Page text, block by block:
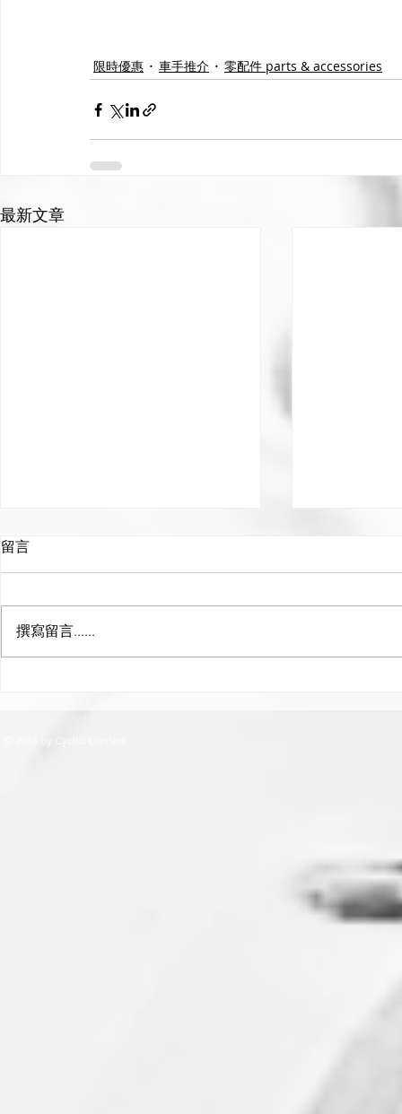
限時優惠 車手推介 零配件 parts & accessories
最新文章
Camelbak
留言
撰寫留言......